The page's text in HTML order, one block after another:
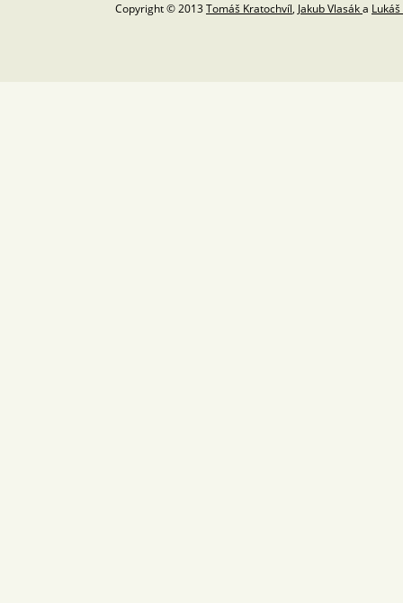
Copyright © 2013Tomáš Kratochvíl, Jakub Vlasáka